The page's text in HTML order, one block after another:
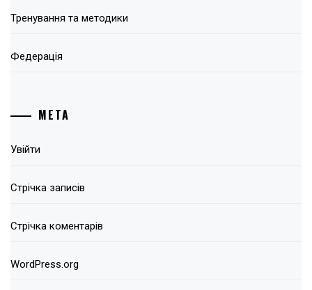
Тренування та методики
Федерація
МЕТА
Увійти
Стрічка записів
Стрічка коментарів
WordPress.org